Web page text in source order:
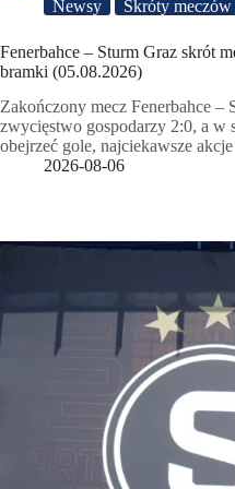
Newsy Skróty meczów
Fenerbahce – Sturm Graz skrót
bramki (05.08.2026)
Zakończony mecz Fenerbahce –
zwycięstwo gospodarzy 2:0, a w
obejrzeć gole, najciekawsze
2026-08-06